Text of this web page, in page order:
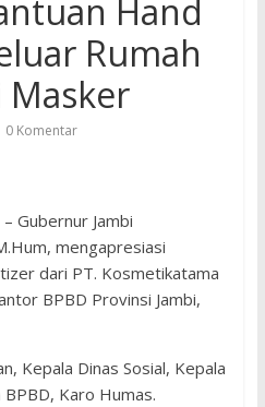
Hand
Rumah
Masker
0 Komentar
– Gubernur Jambi
mengapresiasi
dari PT. Kosmetikatama
BPBD Provinsi Jambi,
Kepala Dinas Sosial, Kepala
Karo Humas.